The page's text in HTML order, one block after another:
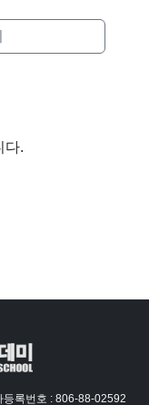
다.
등록번호 : 806-88-02592